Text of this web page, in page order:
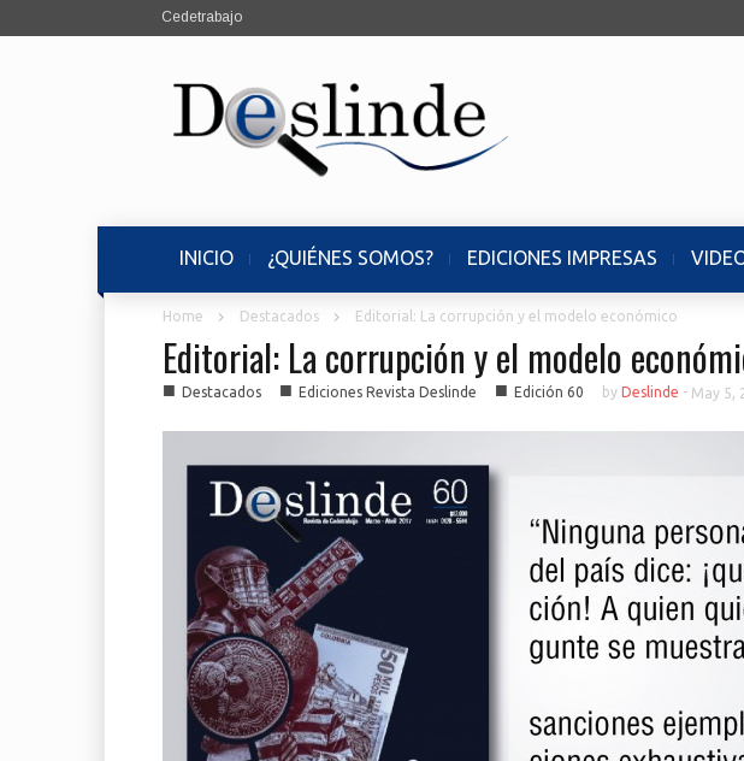
Cedetrabajo
INICIO ¿QUIÉNES SOMOS? EDICIONES IMPRESAS
Home Destacados Editorial: La corrupción y el modelo económico
Editorial: La corrupción y el modelo
■ Destacados ■ Ediciones Revista Deslinde ■ Edición 60 by Deslinde - May 5,